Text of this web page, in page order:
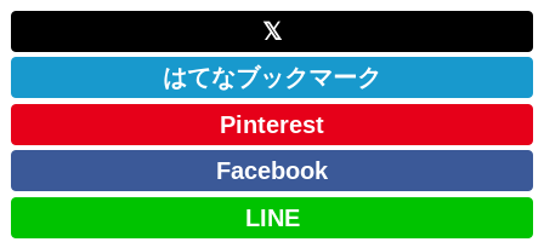
𝕏
はてなブックマーク
Pinterest
Facebook
LINE